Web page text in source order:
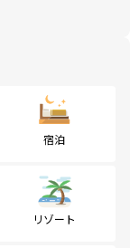
宿泊
リゾート